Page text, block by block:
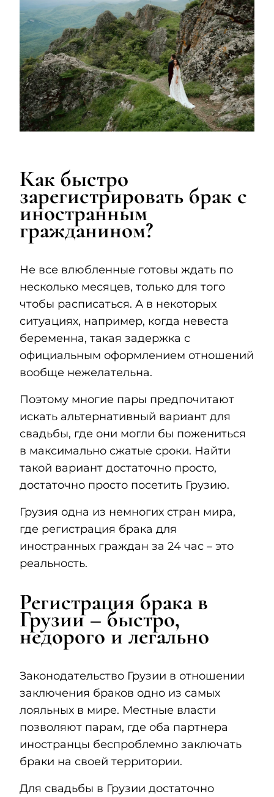
Как быстро
зарегистрировать брак с
иностранным
гражданином?
Не все влюбленные готовы ждать по
несколько месяцев, только для того
чтобы расписаться. А в некоторых
ситуациях, например, когда невеста
беременна, такая задержка с
официальным оформлением отношений
вообще нежелательна.
Поэтому многие пары предпочитают
искать альтернативный вариант для
свадьбы, где они могли бы пожениться
в максимально сжатые сроки. Найти
такой вариант достаточно просто,
достаточно просто посетить Грузию.
Грузия одна из немногих стран мира,
где регистрация брака для
иностранных граждан за 24 час – это
реальность.
Регистрация брака в
Грузии – быстро,
недорого и легально
Законодательство Грузии в отношении
заключения браков одно из самых
лояльных в мире. Местные власти
позволяют парам, где оба партнера
иностранцы беспроблемно заключать
браки на своей территории.
Для свадьбы в Грузии достаточно